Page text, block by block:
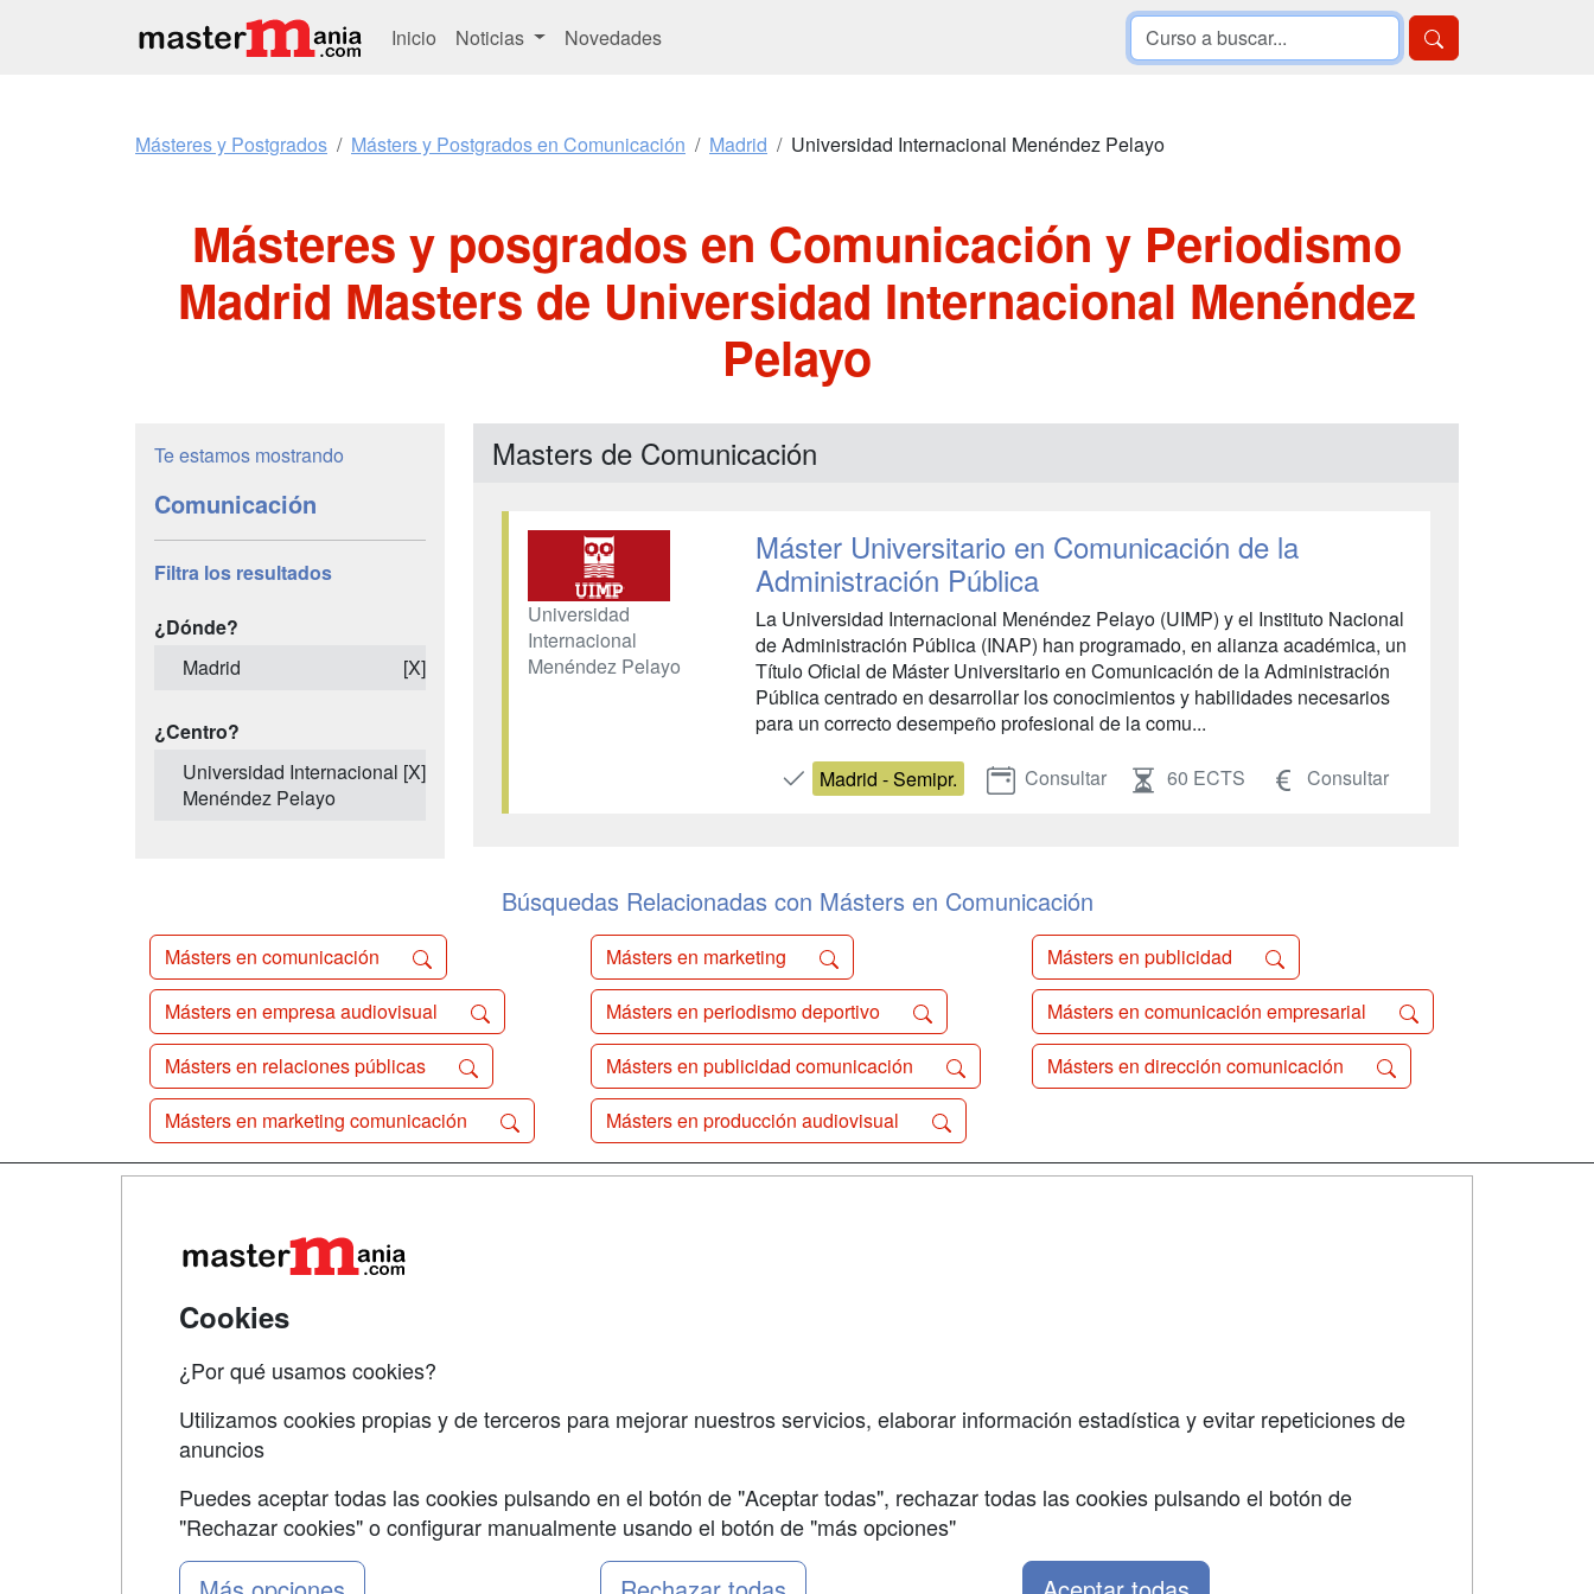
Inicio Noticias Novedades
Másteres y Postgrados Másters y Postgrados en Comunicación Madrid Universidad Internacional Menéndez Pelayo
Másteres y posgrados en Comunicación y Periodismo
Madrid Masters de Universidad Internacional Menéndez
Pelayo
Te estamos mostrando
Comunicación
Filtra los resultados
¿Dónde?
Madrid
[X]
¿Centro?
Universidad Internacional
Menéndez Pelayo
[X]
Masters de Comunicación
Universidad
Internacional
Menéndez Pelayo
Máster Universitario en Comunicación de la
Administración Pública
La Universidad Internacional Menéndez Pelayo (UIMP) y el Instituto Nacional
de Administración Pública (INAP) han programado, en alianza académica, un
Título Oficial de Máster Universitario en Comunicación de la Administración
Pública centrado en desarrollar los conocimientos y habilidades necesarios
para un correcto desempeño profesional de la comu...
Madrid - Semipr. Consultar 60 ECTS Consultar
Búsquedas Relacionadas con Másters en Comunicación
Másters en comunicación Másters en marketing
Másters en publicidad
Másters en empresa audiovisual
Másters en periodismo deportivo
Másters en comunicación empresarial
Másters en relaciones públicas
Másters en publicidad comunicación
Másters en dirección comunicación
Másters en marketing comunicación
Másters en producción audiovisual
Grupo formazion:
Cookies
¿Por qué usamos cookies?
Utilizamos cookies propias y de terceros para mejorar nuestros servicios, elaborar información estadística y evitar repeticiones de
anuncios
Puedes aceptar todas las cookies pulsando en el botón de "Aceptar todas", rechazar todas las cookies pulsando el botón de
"Rechazar cookies" o configurar manualmente usando el botón de "más opciones"